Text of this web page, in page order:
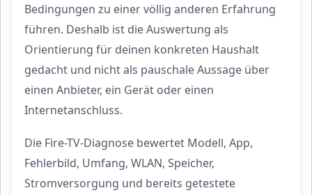
Bedingungen zu einer völlig anderen Erfahrung
führen. Deshalb ist die Auswertung als
Orientierung für deinen konkreten Haushalt
gedacht und nicht als pauschale Aussage über
einen Anbieter, ein Gerät oder einen
Internetanschluss.
Die Fire-TV-Diagnose bewertet Modell, App,
Fehlerbild, Umfang, WLAN, Speicher,
Stromversorgung und bereits getestete